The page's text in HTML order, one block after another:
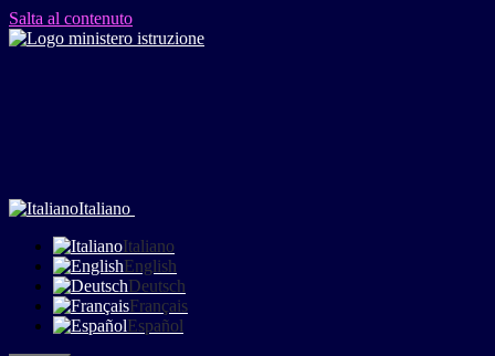
Salta al contenuto
Italiano
Italiano
English
Deutsch
Français
Español